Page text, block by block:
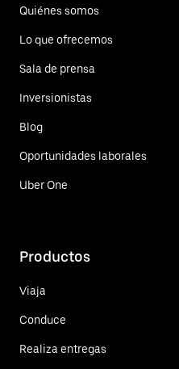
Quiénes somos
Lo que ofrecemos
Sala de prensa
Inversionistas
Blog
Oportunidades laborales
Uber One
Productos
Viaja
Conduce
Realiza entregas